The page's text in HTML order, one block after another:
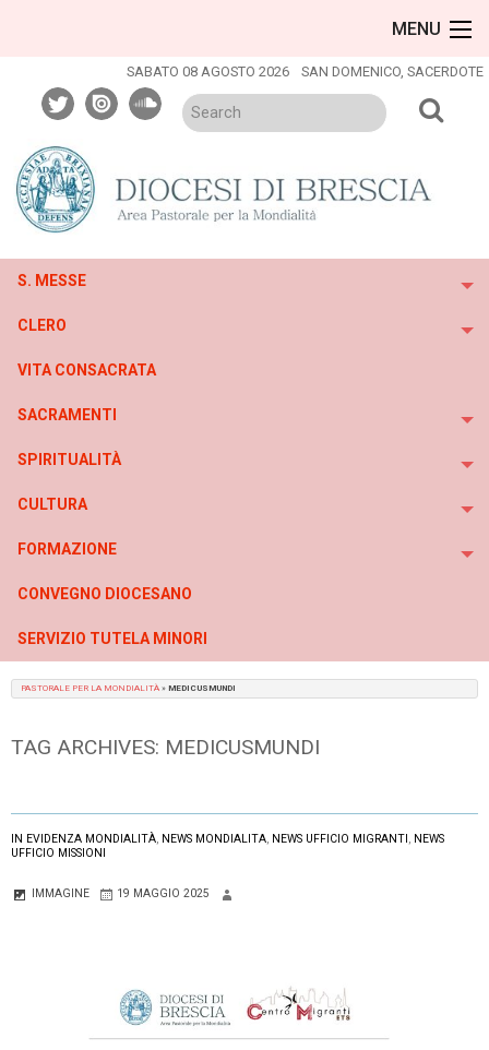
MENU
SABATO 08 AGOSTO 2026 SAN DOMENICO, SACERDOTE
twitterissuusoundcloud
S. MESSE
CLERO
VITA CONSACRATA
SACRAMENTI
SPIRITUALITÀ
CULTURA
FORMAZIONE
CONVEGNO DIOCESANO
SERVIZIO TUTELA MINORI
PASTORALE PER LA MONDIALITÀ » MEDICUSMUNDI
TAG ARCHIVES: MEDICUSMUNDI
IN EVIDENZA MONDIALITÀ NEWS MONDIALITA NEWS UFFICIO MIGRANTI NEWS
UFFICIO MISSIONI
IMMAGINE 19 MAGGIO 2025